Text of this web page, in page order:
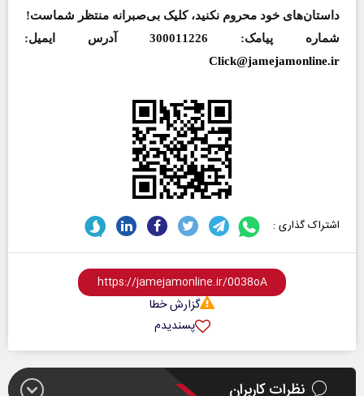
داستان‌های خود محروم نکنید، کلیک بی‌صبرانه منتظر شماست!
شماره پیامک: 300011226
آدرس ایمیل:
Click@jamejamonline.ir
اشتراک گذاری :
گزارش خطا
پسندیدم
نظرات کاربران